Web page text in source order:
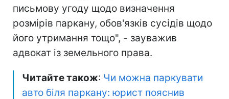
письмову угоду щодо визначення
розмірів паркану, обов'язків сусідів щодо
його утримання тощо", - зауважив
адвокат із земельного права.
Читайте також: Чи можна паркувати
авто біля паркану: юрист пояснив